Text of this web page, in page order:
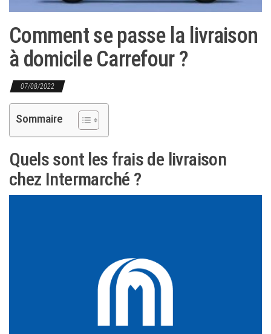
Comment se passe la livraison
à domicile Carrefour ?
07/08/2022
Sommaire
Quels sont les frais de livraison
chez Intermarché ?